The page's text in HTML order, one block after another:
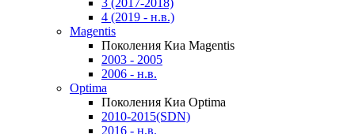
3 (2017-2018)
4 (2019 - н.в.)
Magentis
Поколения Киа Magentis
2003 - 2005
2006 - н.в.
Optima
Поколения Киа Optima
2010-2015(SDN)
2016 - н.в.